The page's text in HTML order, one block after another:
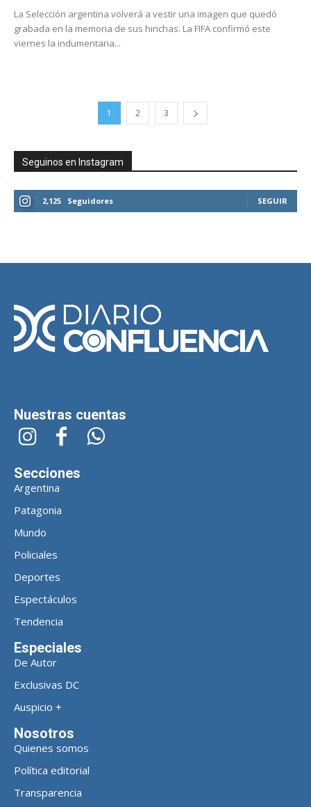
La Selección argentina volverá a vestir una imagen que quedó
grabada en la memoria de sus hinchas. La FIFA confirmó este
viernes la indumentaria...
1 2 3
Seguinos en Instagram
2,125 Seguidores SEGUIR
Nuestras cuentas
Secciones
Argentina
Patagonia
Mundo
Policiales
Deportes
Espectáculos
Tendencia
Especiales
De Autor
Exclusivas DC
Auspicio +
Nosotros
Quienes somos
Política editorial
Transparencia